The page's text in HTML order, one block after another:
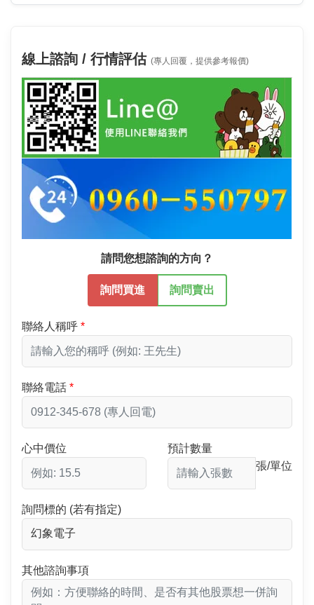
線上諮詢 / 行情評估 (專人回覆，提供參考報價)
請問您想諮詢的方向？
詢問買進 詢問賣出
聯絡人稱呼
聯絡電話
心中價位
預計數量
張/單位
詢問標的 (若有指定)
其他諮詢事項